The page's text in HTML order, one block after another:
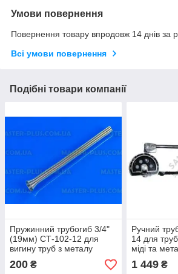
Умови повернення
Повернення товару впродовж 14 днів за
Всі умови повернення
Подібні товари компанії
Пружинний трубогиб 3/4"
(19мм) СТ-102-12 для
вигину труб з металу
200 ₴
Ручний
14 для
міді та
1 449₴